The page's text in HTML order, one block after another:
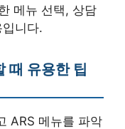
메뉴 선택, 상담
니다.
때 유용한 팁
ARS 메뉴를 파악